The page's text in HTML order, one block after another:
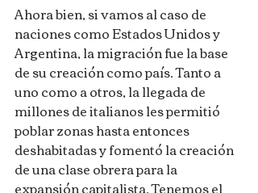
Ahora bien, si vamos al caso de
naciones como Estados Unidos y
Argentina, la migración fue la base
de su creación como país. Tanto a
uno como a otros, la llegada de
millones de italianos les permitió
poblar zonas hasta entonces
deshabitadas y fomentó la creación
de una clase obrera para la
expansión capitalista. Tenemos el